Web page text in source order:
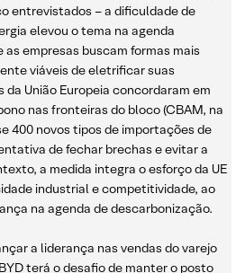
entrevistados – a dificuldade de
elevou o tema na agenda
empresas buscam formas mais
viáveis de eletrificar suas
da União Europeia concordaram em
nas fronteiras do bloco (CBAM, na
400 novos tipos de importações de
de fechar brechas e evitar a
a medida integra o esforço da UE
industrial e competitividade, ao
na agenda de descarbonização.
a liderança nas vendas do varejo
terá o desafio de manter o posto